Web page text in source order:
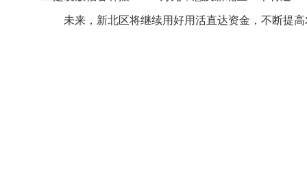
未来，新北区将继续用好用活直达资金，不断提